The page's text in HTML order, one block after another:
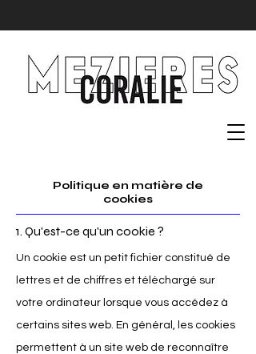
céramique
Politique en matière de
cookies
1. Qu'est-ce qu'un cookie ?
Un cookie est un petit fichier constitué de
lettres et de chiffres et téléchargé sur
votre ordinateur lorsque vous accédez à
certains sites web. En général, les cookies
permettent à un site web de reconnaître